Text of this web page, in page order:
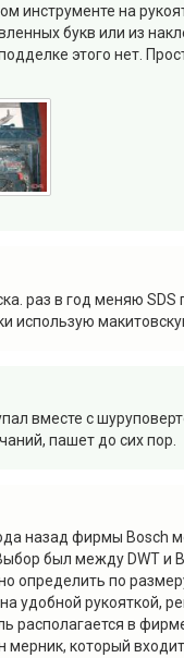
инструменте на
букв или из
этого нет.
раз в год меняю
использую
вместе с
пашет до сих пор.
назад фирмы Bosch
был между DWT и
определить по
удобной рукояткой,
располагается в
мерник, который